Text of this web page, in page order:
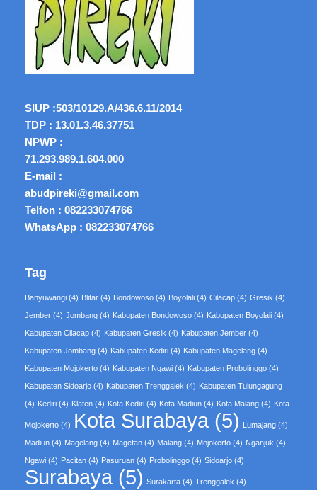
SIUP :503/10129.A/436.6.11/2014
TDP : 13.01.3.46.37751
NPWP :
71.293.989.1.604.000
E-mail :
abudpireki@gmail.com
Telfon : 082233074766
WhatsApp : 082233074766
Tag
Banyuwangi (4) Blitar (4) Bondowoso (4) Boyolali (4) Cilacap (4) Gresik (4)
Jember (4) Jombang (4) Kabupaten Bondowoso (4) Kabupaten Boyolali (4)
Kabupaten Cilacap (4) Kabupaten Gresik (4) Kabupaten Jember (4)
Kabupaten Jombang (4) Kabupaten Kediri (4) Kabupaten Magelang (4)
Kabupaten Mojokerto (4) Kabupaten Ngawi (4) Kabupaten Probolinggo (4)
Kabupaten Sidoarjo (4) Kabupaten Trenggalek (4) Kabupaten Tulungagung
(4) Kediri (4) Klaten (4) Kota Kediri (4) Kota Madiun (4) Kota Malang (4) Kota
Mojokerto (4) Kota Surabaya (5) Lumajang (4)
Madiun (4) Magelang (4) Magetan (4) Malang (4) Mojokerto (4) Nganjuk (4)
Ngawi (4) Pacitan (4) Pasuruan (4) Probolinggo (4) Sidoarjo (4)
Surabaya (5) Surakarta (4) Trenggalek (4)